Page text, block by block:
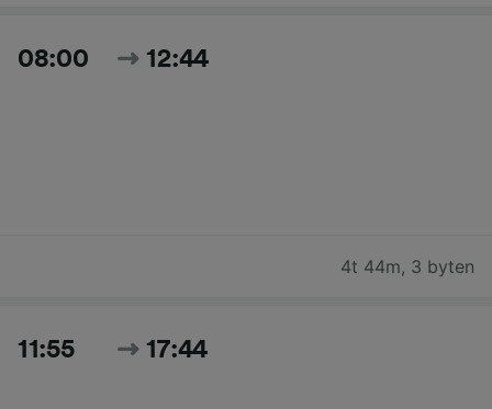
08:00 12:44
4t 44m, 3 byten
11:55 17:44